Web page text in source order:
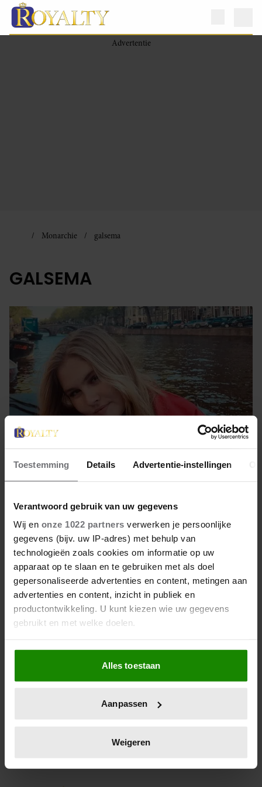
Toestemming Details Advertentie-instellingen
Verantwoord gebruik van uw gegevens
Wij en onze 1022 partners verwerken je persoonlijke
gegevens (bijv. uw IP-adres) met behulp van
technologieën zoals cookies om informatie op uw
apparaat op te slaan en te gebruiken met als doel
gepersonaliseerde advertenties en content, metingen aan
advertenties en content, inzicht in publiek en
productontwikkeling. U kunt kiezen wie uw gegevens
gebruikt en met welke doelen.
Als u het toestaat, willen we ook graag:
Informatie verzamelen over uw geografische
locatie, die tot een paar meter nauwkeurig kan zijn
scannen op specifieke eigenschappen (fingerprinting)
verwerkt en stel uw voorkeuren in het
intrekken in de Cookieverklaring.
Alles toestaan
Aanpassen
Weigeren
Monarchie galsema
GALSEMA
FEMKE HALSEMA HEET PRINSES
AMALIA VAN HARTE WELKOM
IN AMSTERDAM
Dat laat ze weten in een reactie op het nieuws dat de
troonopvolgster in de hoofdstad gaat wonen en
studeren.